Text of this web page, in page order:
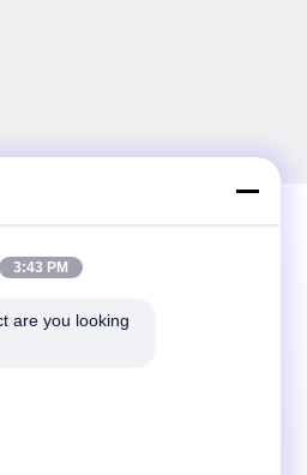
सदस्यता लें।
3:43 PM
are you looking